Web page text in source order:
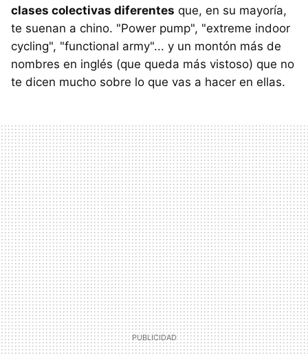
clases colectivas diferentes que, en su mayoría,
te suenan a chino. "Power pump", "extreme indoor
cycling", "functional army"... y un montón más de
nombres en inglés (que queda más vistoso) que no
te dicen mucho sobre lo que vas a hacer en ellas.